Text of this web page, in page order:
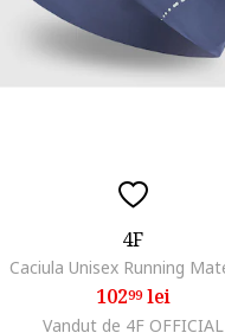
4F
10299lei
Vandut de 4F OFFICIAL